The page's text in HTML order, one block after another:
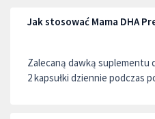
Jak stosować Mama DHA
Zalecaną dawką suplementu
2 kapsułki dziennie podczas